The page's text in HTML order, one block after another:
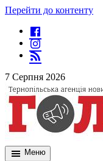
Перейти до контенту
7 Серпня 2026
Меню